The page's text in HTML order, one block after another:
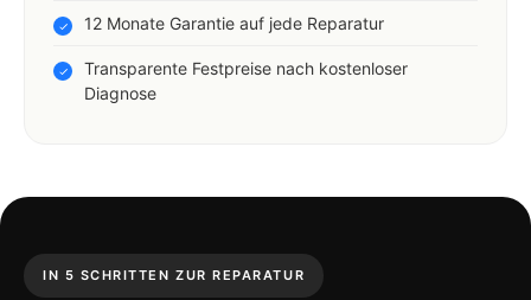
12 Monate Garantie auf jede Reparatur
Transparente Festpreise nach kostenloser
Diagnose
IN 5 SCHRITTEN ZUR REPARATUR